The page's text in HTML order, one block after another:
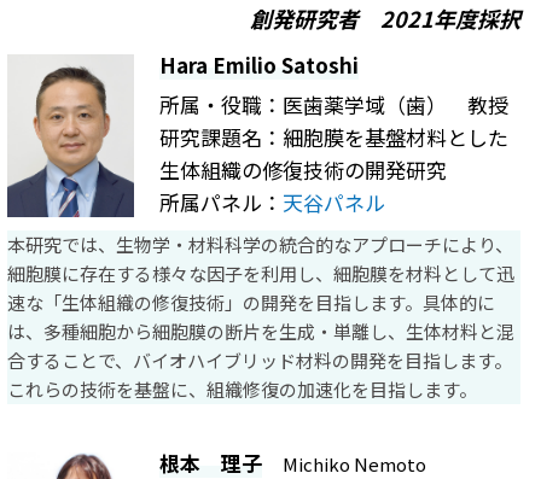
創発研究者 2021年度採択
Hara Emilio Satoshi
所属・役職：医歯薬学域（歯） 教授
研究課題名：細胞膜を基盤材料とした
生体組織の修復技術の開発研究
所属パネル： 天谷パネル
本研究では、生物学・材料科学の統合的なアプローチにより、
細胞膜に存在する様々な因子を利用し、細胞膜を材料として迅
速な「生体組織の修復技術」の開発を目指します。具体的に
は、多種細胞から細胞膜の断片を生成・単離し、生体材料と混
合することで、バイオハイブリッド材料の開発を目指します。
これらの技術を基盤に、組織修復の加速化を目指します。
根本 理子 Michiko Nemoto